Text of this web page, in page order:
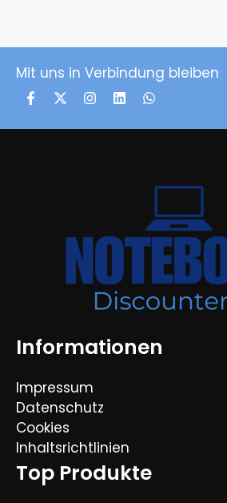
Mit uns in Verbindung bleiben
Informationen
Impressum
Datenschutz
Cookies
Inhaltsrichtlinien
Top Produkte